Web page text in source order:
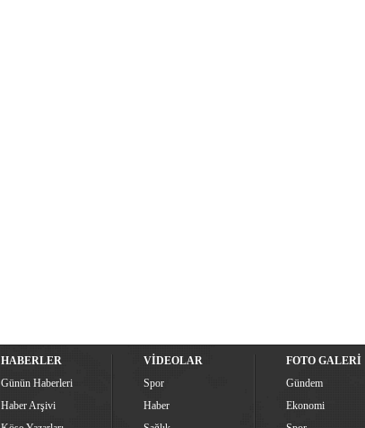
HABERLER
Günün Haberleri
Haber Arşivi
VİDEOLAR
Spor
Haber
FOTO GALERİ
Gündem
Ekonomi